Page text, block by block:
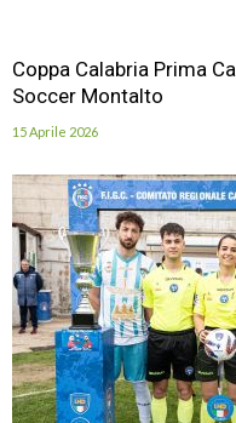
Coppa Calabria Prima
Soccer Montalto
15 Aprile 2026